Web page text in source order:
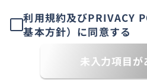
利用規約及びPRIVACY
基本方針）に同意する
未入力項目が